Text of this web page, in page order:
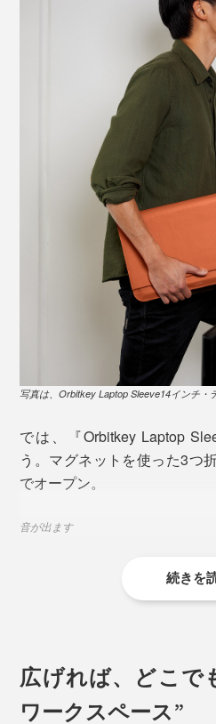
『Orbitkey Laptop Sleeve』
MacBook・ノートパソコン用
パソコンを取り出して、フラ
写真は、Orbitkey Laptop Sleeve14インチ・
では、『Orbitkey Laptop
う。マグネットを使った3つ
でオープン。
音が出ます
続きを
広げれば、どこで
ワークスペース”